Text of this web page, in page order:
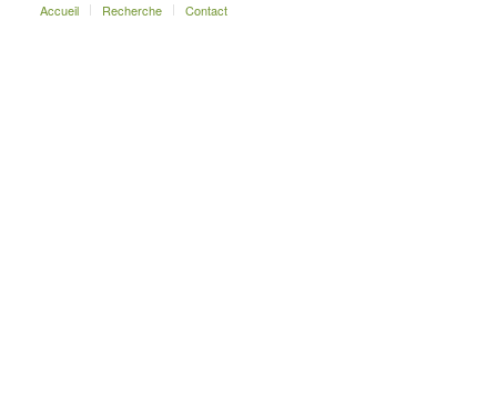
Accueil
Recherche Contact